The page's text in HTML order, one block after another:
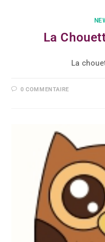
La
La
0 COMMENTAIRE